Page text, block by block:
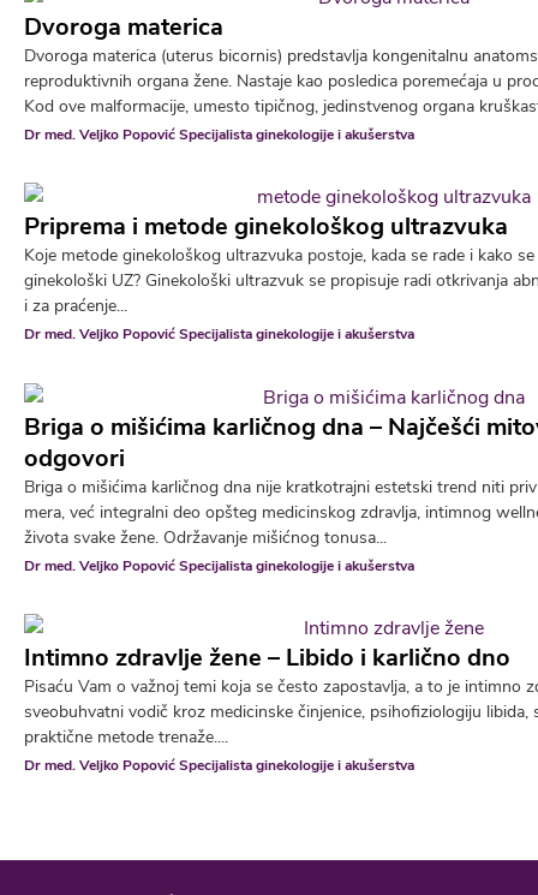
Dvoroga materica
Dvoroga materica (uterus bicornis) predstavlja kongenitalnu
reproduktivnih organa žene. Nastaje kao posledica poremećaja u
Kod ove malformacije, umesto tipičnog, jedinstvenog organa
Dr med. Veljko Popović Specijalista ginekologije i akušerstva
Priprema i metode ginekološkog ultrazvuka
Koje metode ginekološkog ultrazvuka postoje, kada se rade i kako
ginekološki UZ? Ginekološki ultrazvuk se propisuje radi otkrivanja
i za praćenje...
Dr med. Veljko Popović Specijalista ginekologije i akušerstva
Briga o mišićima karličnog dna – Najčešći
odgovori
Briga o mišićima karličnog dna nije kratkotrajni estetski trend niti
mera, već integralni deo opšteg medicinskog zdravlja, intimnog
života svake žene. Održavanje mišićnog tonusa...
Dr med. Veljko Popović Specijalista ginekologije i akušerstva
Intimno zdravlje žene – Libido i karlično dno
Pisaću Vam o važnoj temi koja se često zapostavlja, a to je intimno
sveobuhvatni vodič kroz medicinske činjenice, psihofiziologiju libida,
praktične metode trenaže....
Dr med. Veljko Popović Specijalista ginekologije i akušerstva